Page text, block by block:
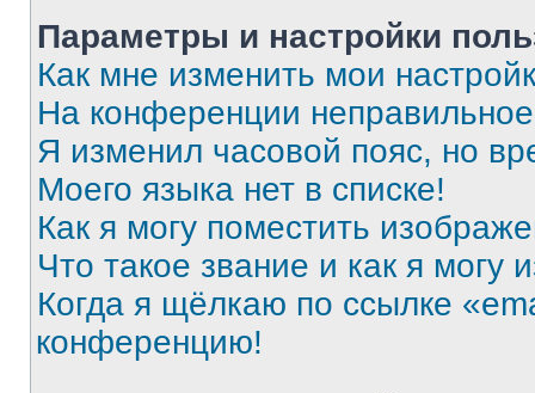
Параметры и настройки
Как мне изменить мои
На конференции
Я изменил часовой пояс, но
Моего языка нет в списке!
Как я могу поместить
Что такое звание и как я могу
Когда я щёлкаю по ссылке
конференцию!